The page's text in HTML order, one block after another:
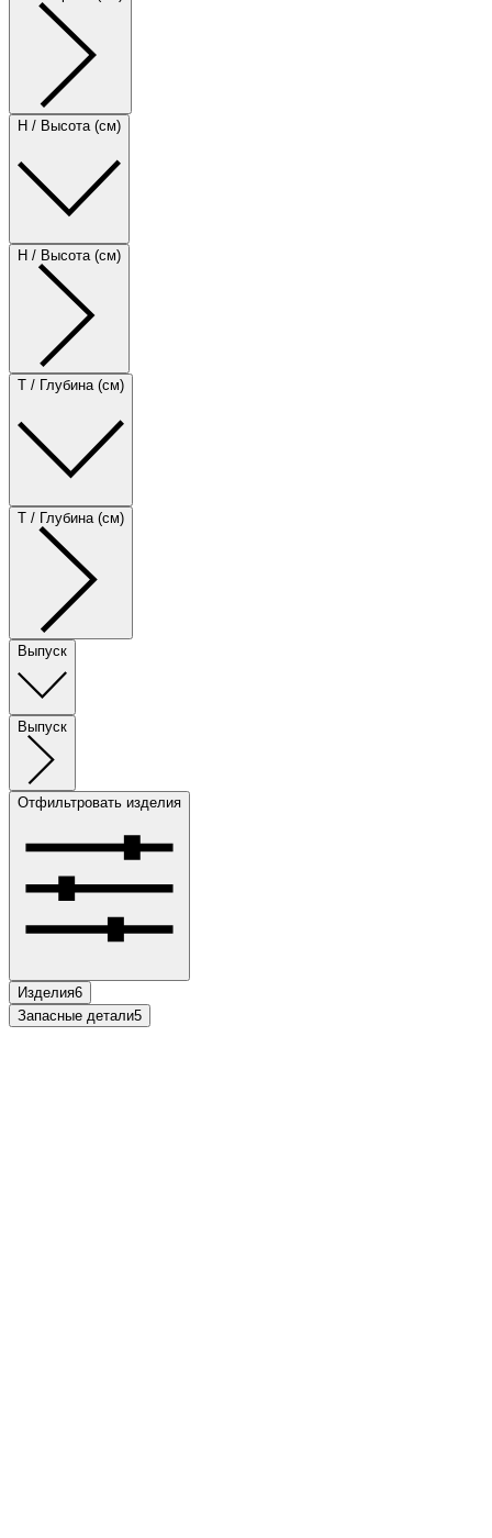
H / Высота (см)
H / Высота (см)
T / Глубина (см)
T / Глубина (см)
Выпуск
Выпуск
Отфильтровать изделия
Изделия6
Запасные детали5